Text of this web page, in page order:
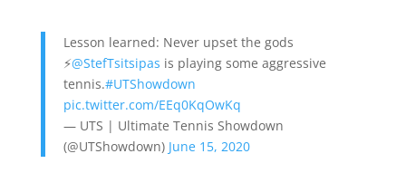
Lesson learned: Never upset the gods
⚡️@StefTsitsipas is playing some aggressive
tennis.#UTShowdown
pic.twitter.com/EEq0KqOwKq
— UTS | Ultimate Tennis Showdown
(@UTShowdown) June 15, 2020